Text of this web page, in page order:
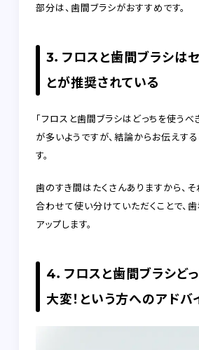
部分は、歯間ブラシがおすすめです。
3．フロスと歯間ブラシは
とが推奨されている
「フロスと歯間ブラシはどっちを使うべ
が多いようですが、結論からお伝えす
す。
歯のすき間はたくさんありますから、
合わせて使い分けていただくことで、
アップします。
4．フロスと歯間ブラシど
大変！という方へのアドバ